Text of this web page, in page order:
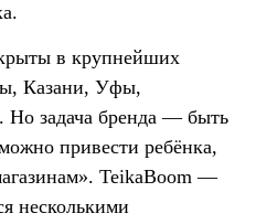
в крупнейших
Казани, Уфы,
Но задача бренда — быть
привести ребёнка,
TeikaBoom —
несколькими